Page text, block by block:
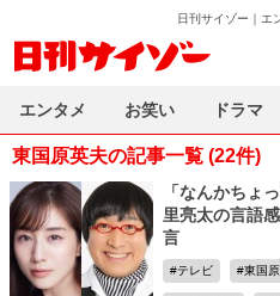
日刊サイゾー｜エ
東国原英夫の記事一覧 (22件)
「なんかちょ
里亮太の言語
言
テレビ 東国
エンタメ お笑い ドラマ